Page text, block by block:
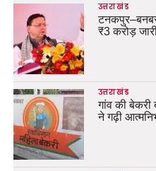
उत्तराखंड
₹3 करोड़
उत्तराखंड
गांव की बेकरी
ने गढ़ी